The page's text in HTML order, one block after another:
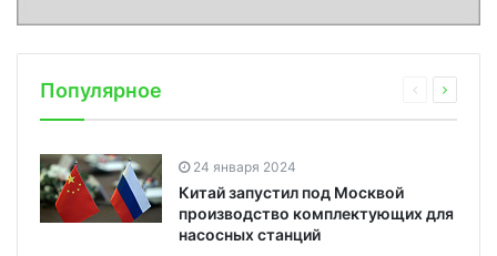
Популярное
24 января 2024
Китай запустил под Москвой
производство комплектующих для
насосных станций